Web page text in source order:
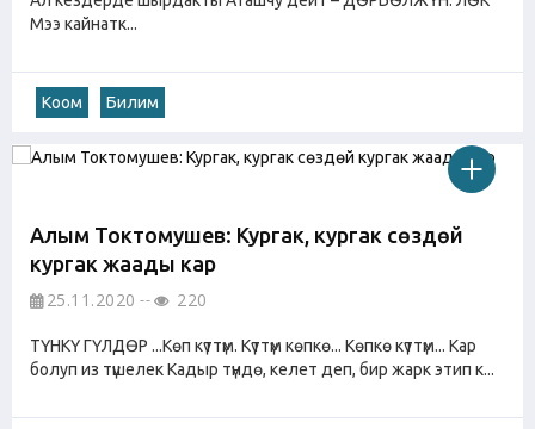
Мээ кайнатк...
Коом Билим
Алым Токтомушев: Кургак, кургак сөздөй
кургак жаады кар
25.11.2020 220
ТҮНКҮ ГҮЛДӨР ...Көп күттүм. Күттүм көпкө... Көпкө күттүм... Кар
болуп из түшелек Кадыр түндө, келет деп, бир жарк этип к...